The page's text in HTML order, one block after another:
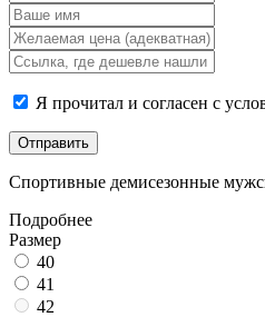
Я прочитал и согласен с
Отправить
Спортивные демисезонные
Подробнее
Размер
40
41
42